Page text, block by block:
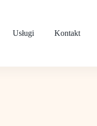
Usługi Kontakt